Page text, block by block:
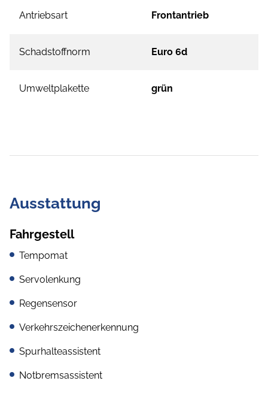
Antriebsart Frontantrieb
Schadstoffnorm Euro 6d
Umweltplakette grün
Ausstattung
Fahrgestell
Tempomat
Servolenkung
Regensensor
Verkehrszeichenerkennung
Spurhalteassistent
Notbremsassistent